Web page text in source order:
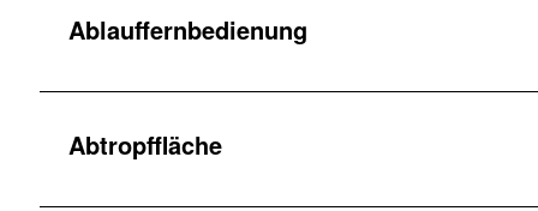
Ablauffernbedienung
Abtropffläche